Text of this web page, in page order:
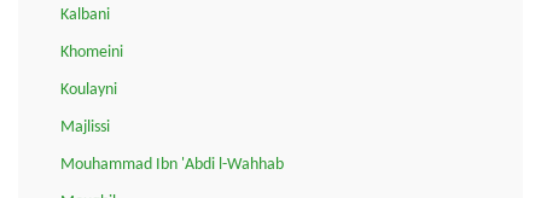
Kalbani
Khomeini
Koulayni
Majlissi
Mouhammad Ibn 'Abdi l-Wahhab